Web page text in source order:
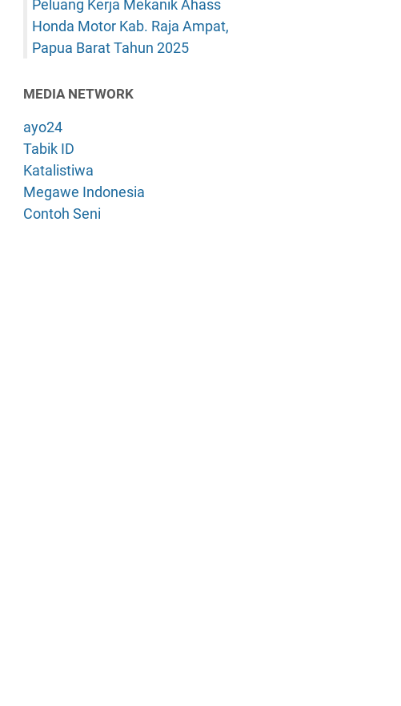
Peluang Kerja Mekanik Ahass
Honda Motor Kab. Raja Ampat,
Papua Barat Tahun 2025
MEDIA NETWORK
ayo24
Tabik ID
Katalistiwa
Megawe Indonesia
Contoh Seni